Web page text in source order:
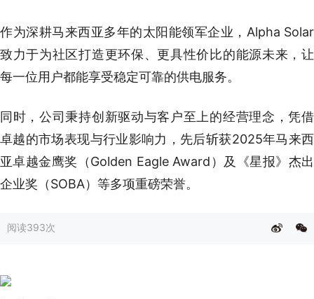
作为深耕马来西亚多年的太阳能领军企业，Alpha Solar
致力于为社区打造更环保、更具性价比的能源未来，让
每一位用户都能享受稳定可靠的供电服务。
同时，公司秉持创新驱动与客户至上的经营理念，凭借
卓越的市场表现与行业影响力，先后斩获2025年马来西
亚卓越金鹰奖（Golden Eagle Award）及《星报》杰出
企业奖（SOBA）等多项重磅荣誉。
阅读393次